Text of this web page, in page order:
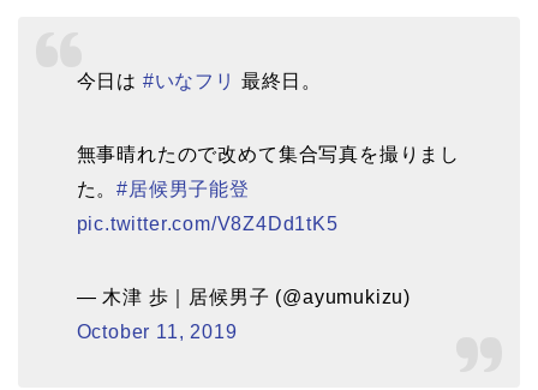
今日は #いなフリ 最終日。
無事晴れたので改めて集合写真を撮りまし
た。#居候男子能登
pic.twitter.com/V8Z4Dd1tK5
— 木津 歩｜居候男子 (@ayumukizu)
October 11, 2019